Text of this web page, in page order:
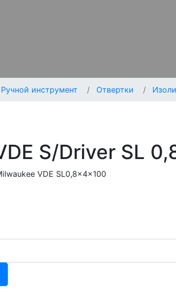
Ручной инструмент Отвертки
S/Driver SL
VDE SL0,8x4x100